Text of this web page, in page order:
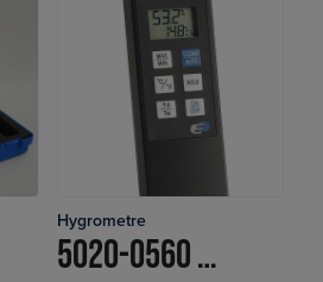
LÆS MERE
Hygrometre
5020-0560 THERMO-HYGROMETER